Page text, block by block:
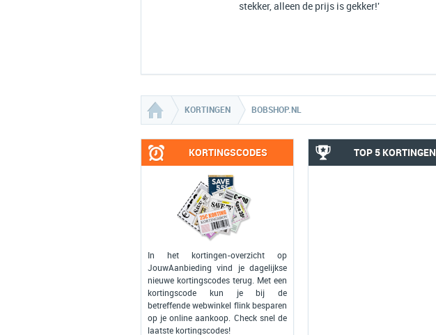
stekker, alleen de prijs is gekker!'
KORTINGEN BOBSHOP.NL
KORTINGSCODES
In het kortingen-overzicht op
JouwAanbieding vind je dagelijkse
nieuwe kortingscodes terug. Met een
kortingscode kun je bij de
betreffende webwinkel flink besparen
op je online aankoop. Check snel de
laatste kortingscodes!
TOP 5 KORTINGEN